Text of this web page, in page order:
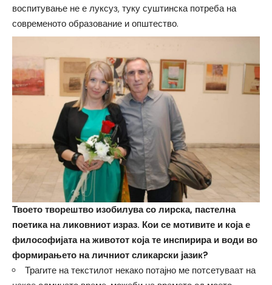
воспитување не е луксуз, туку суштинска потреба на
современото образование и општество.
Твоето творештво изобилува со лирска, пастелна
поетика на ликовниот израз. Кои се мотивите и која е
философијата на животот која те инспирира и води во
формирањето на личниот сликарски јазик?
Трагите на текстилот некако потајно ме потсетуваат на